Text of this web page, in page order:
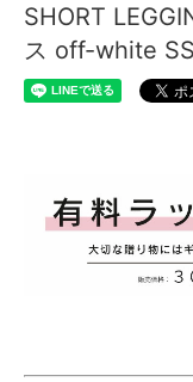
SHORT
ス off-white